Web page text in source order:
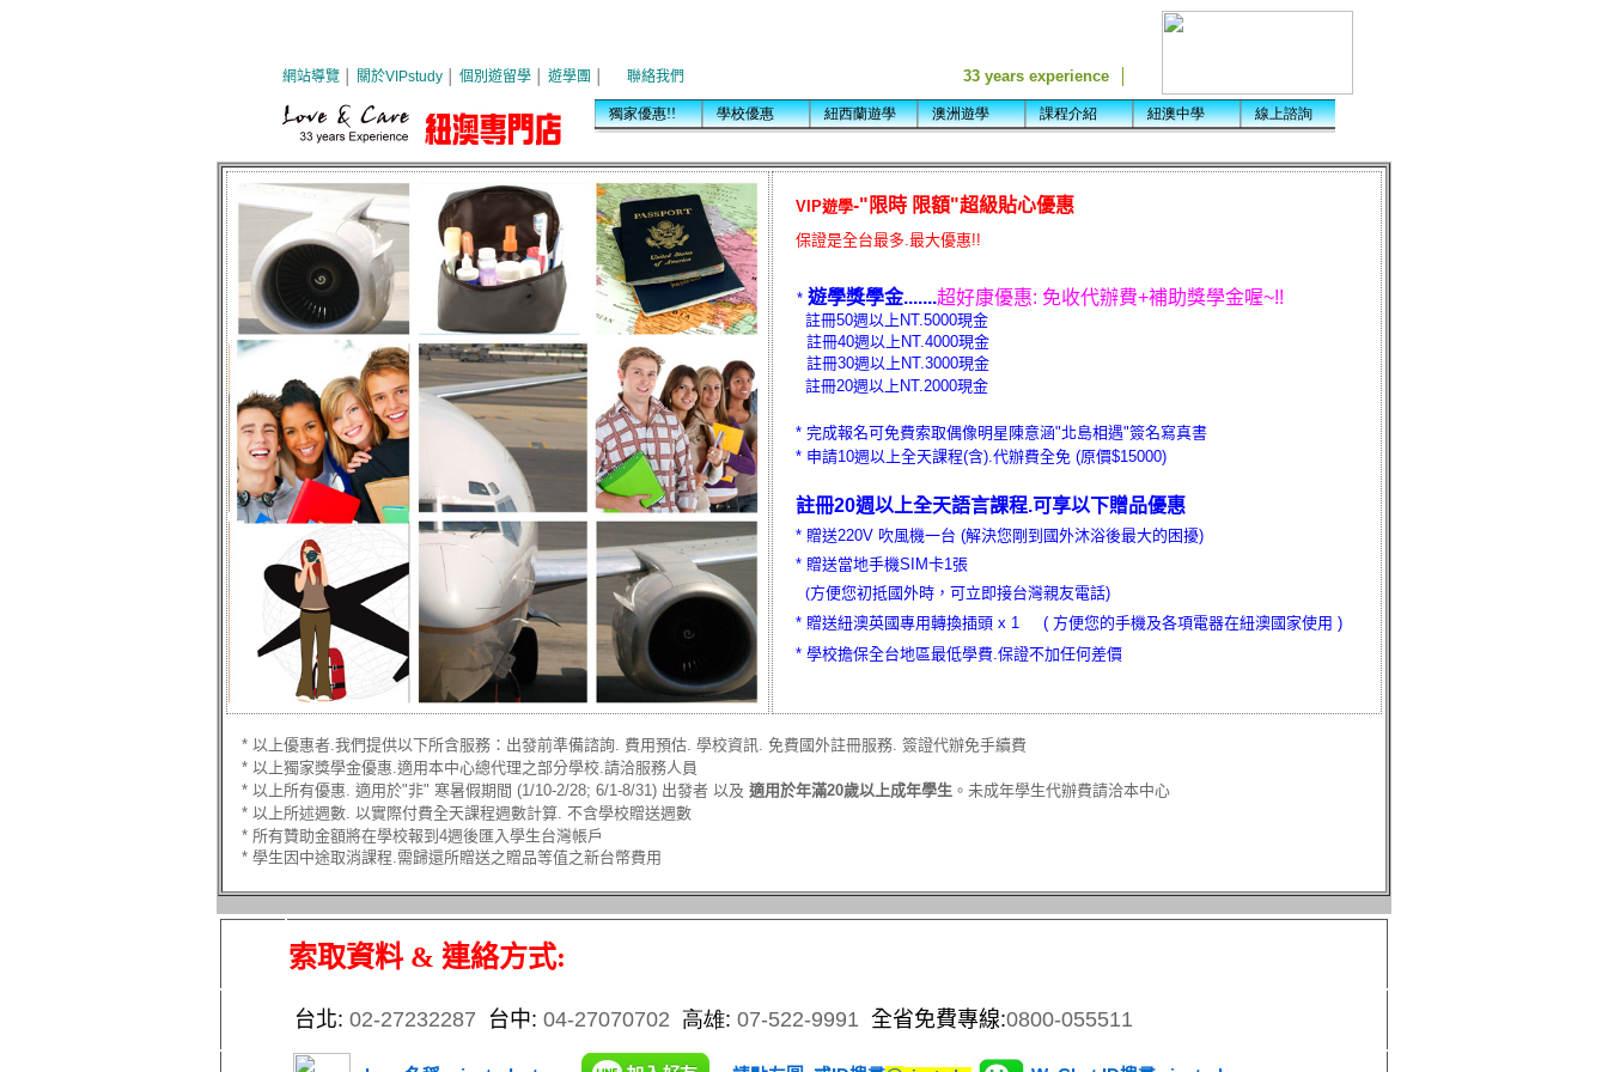
VIP遊學-"限時 限額"超級貼心優惠
保證是全台最多.最大優惠!!
* 遊學獎學金.......超好康優惠: 免收代辦費+補助獎學金喔~!!
註冊50週以上NT.5000現金
註冊40週以上NT.4000現金
註冊30週以上NT.3000現金
註冊20週以上NT.2000現金
* 完成報名可免費索取偶像明星陳意涵"北島相遇"簽名寫真書
* 申請10週以上全天課程(含).代辦費全免 (原價$15000)
註冊20週以上全天語言課程.可享以下贈品優惠
* 贈送220V 吹風機一台 (解決您剛到國外沐浴後最大的困擾)
* 贈送當地手機SIM卡1張
(方便您初抵國外時，可立即接台灣親友電話)
* 贈送紐澳英國專用轉換插頭 x 1 ( 方便您的手機及各項電器在紐澳國家使用 )
* 學校擔保全台地區最低學費.保證不加任何差價
* 以上優惠者.我們提供以下所含服務：出發前準備諮詢. 費用預估. 學校資訊. 免費國外註冊服務. 簽證代辦免手續費
* 以上獨家獎學金優惠.適用本中心總代理之部分學校.請洽服務人員
* 以上所有優惠. 適用於"非" 寒暑假期間 (1/10-2/28; 6/1-8/31) 出發者 以及 適用於年滿20歲以上成年學生 。未成年學生代辦費請洽本中心
* 以上所述週數. 以實際付費全天課程週數計算. 不含學校贈送週數
* 所有贊助金額將在學校報到4週後匯入學生台灣帳戶
* 學生因中途取消課程.需歸還所贈送之贈品等值之新台幣費用
索取資料 & 連絡方式:
台北: 02-27232287 台中: 04-27070702 高雄: 07-522-9991 全省免費專線:0800-055511